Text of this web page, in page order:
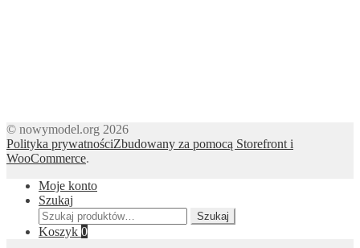
© nowymodel.org 2026
Polityka prywatnościZbudowany za pomocą Storefront i
WooCommerce.
Moje konto
Szukaj
Szukaj:
Szukaj
Koszyk 0